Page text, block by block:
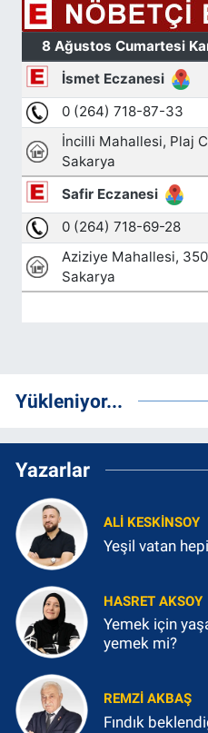
Yükleniyor...
Yazarlar
ALI KESKINSOY
Yeşil vatan
HASRET AKSOY
Yemek için
yemek mi?
REMZI AKBAŞ
Fındık